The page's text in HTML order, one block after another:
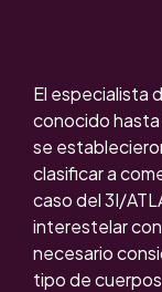
El especialista
conocido hasta
se
clasificar a
caso del 3I/
interestelar
necesario
tipo de